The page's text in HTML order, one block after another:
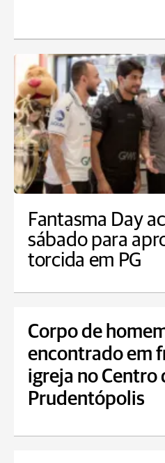
Fantasma Day
sábado para
torcida em PG
Corpo de
encontrado em
igreja no Centro
Prudentópolis